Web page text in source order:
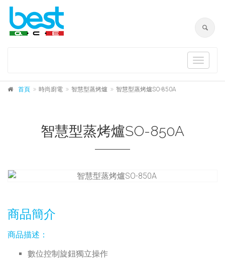
Toggle
首頁 時尚廚電 智慧型蒸烤爐 智慧型蒸烤爐SO-850A
智慧型蒸烤爐SO-850A
商品簡介
商品描述：
數位控制旋鈕獨立操作